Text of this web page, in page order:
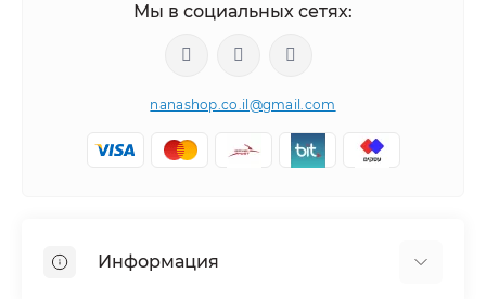
Мы в социальных сетях:
nanashop.co.il@gmail.com
Информация